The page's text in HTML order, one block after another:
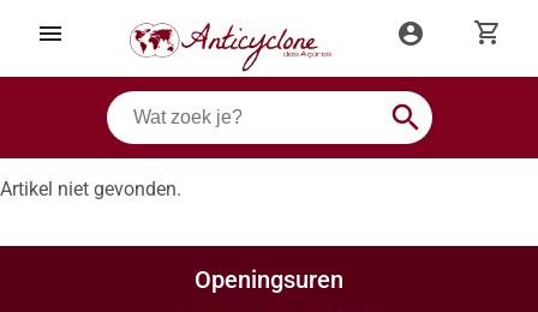
menu account_circle shopping_cart
search
Artikel niet gevonden.
Openingsuren